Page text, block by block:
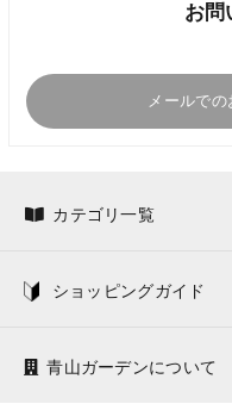
お問
メールでの
カテゴリ一覧
ショッピングガイド
青山ガーデンについて